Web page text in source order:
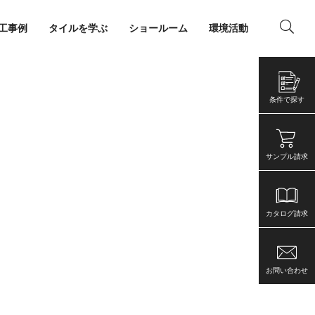
事例 タイルを学ぶ ショールーム 環境活動
条件で探す
サンプル請求
カタログ請求
お問い合わせ